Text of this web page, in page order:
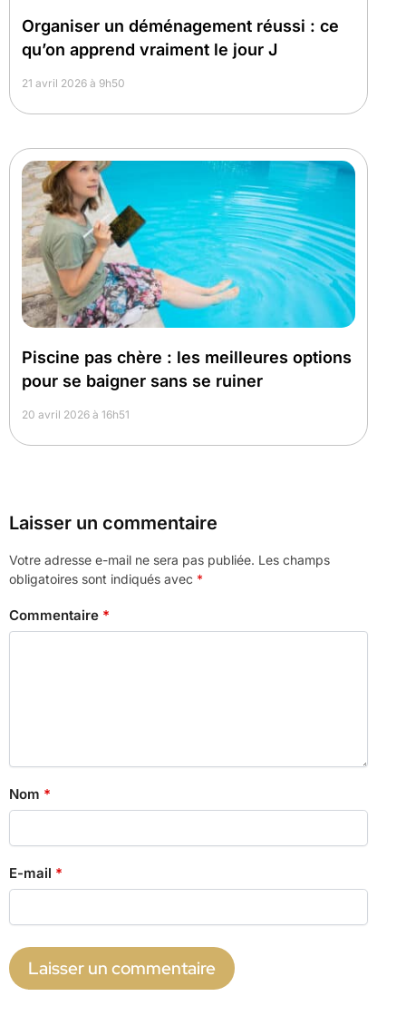
Organiser un déménagement réussi : ce
qu’on apprend vraiment le jour J
21 avril 2026 à 9h50
Piscine pas chère : les meilleures options
pour se baigner sans se ruiner
20 avril 2026 à 16h51
Laisser un commentaire
Votre adresse e-mail ne sera pas publiée. Les champs
obligatoires sont indiqués avec *
Commentaire *
Nom *
E-mail *